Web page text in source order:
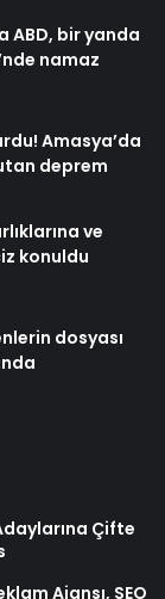
ABD, bir yanda
namaz
Amasya’da
deprem
ve
konuldu
dosyası
Çifte
Ajansı, SEO